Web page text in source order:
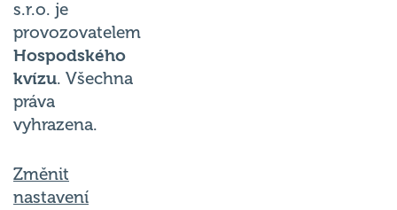
s.r.o. je
provozovatelem
Hospodského
kvízu. Všechna
práva
vyhrazena.
Změnit
nastavení